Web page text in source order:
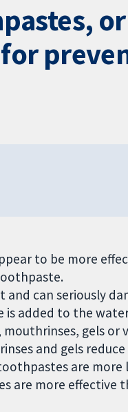
to be more
can seriously
added to the
gels or
and gels
are more
are more effective